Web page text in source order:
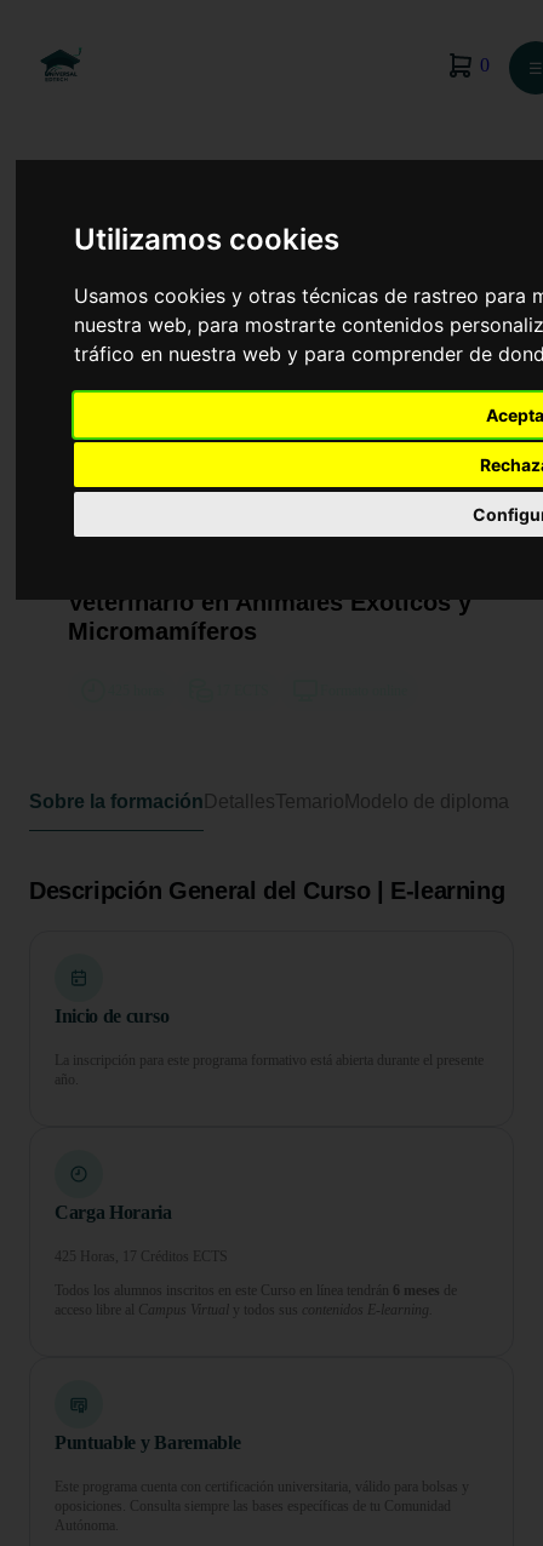
Utilizamos cookies
Usamos cookies y otras técnicas de rastreo para
nuestra web, para mostrarte contenidos
tráfico en nuestra web y para comprender de
0 ☰
Curso Universitario de
Veterinario en Animales Exóticos y
Micromamíferos
Sobre la formación DetallesTemario Modelo de diploma
Descripción General del Curso | E-learning
Inicio de curso
La inscripción para este programa formativo está abierta durante el presente
año.
Carga Horaria
425 Horas, 17 Créditos ECTS
Todos los alumnos inscritos en este Curso en línea tendrán 6 meses de
acceso libre al Campus Virtual y todos sus contenidos E-learning.
Puntuable y Baremable
Este programa cuenta con certificación universitaria, válido para bolsas y
oposiciones. Consulta siempre las bases específicas de tu Comunidad
Autónoma.